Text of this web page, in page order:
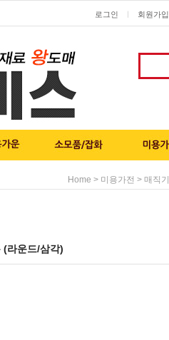
로그인 회원가입
Home > 미용가전 > 매직기
라운드/삼각)